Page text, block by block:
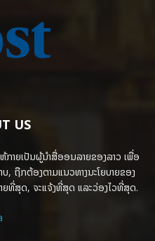
US
ກາຍເປັນຜູ້ນຳສື່ອອນລາຍຂອງລາວ ເພື່ອ
, ຖືກຕ້ອງຕາມແນວທາງນະໂຍບາຍຂອງ
ທີ່ສຸດ, ຈະແຈ້ງທີ່ສຸດ ແລະວ່ອງໄວທີ່ສຸດ.